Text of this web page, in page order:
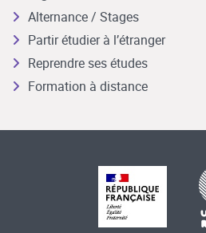
Alternance / Stages
Partir étudier à l’étranger
Reprendre ses études
Formation à distance